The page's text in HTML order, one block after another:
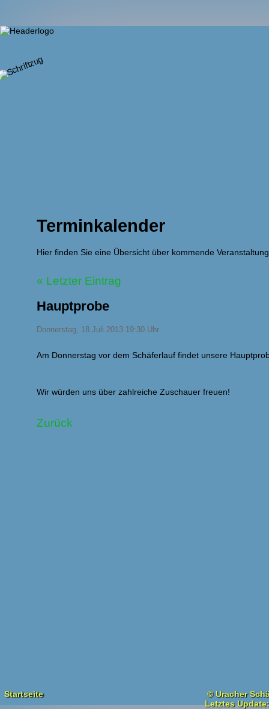
Terminkalender
Hier finden Sie eine Übersicht über kommende
« Letzter Eintrag
Hauptprobe
Donnerstag, 18.Juli.2013 19:30 Uhr
Am Donnerstag vor dem Schäferlauf findet unsere
Wir würden uns über zahlreiche Zuschauer freuen!
Zurück
Startseite
© Uracher
Letztes